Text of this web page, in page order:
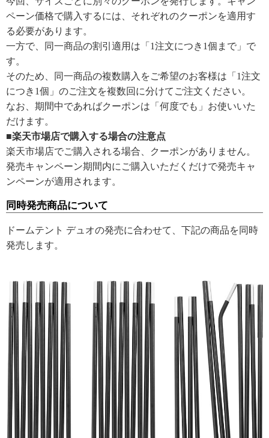
ペーン価格で購入するには、それぞれのクーポンを適用す
る必要があります。
一方で、同一商品の割引適用は「1注文につき1個まで」で
す。
そのため、同一商品の複数購入をご希望のお客様は「1注文
につき1個」のご注文を複数回に分けてご注文ください。
なお、期間中であればクーポンは「何度でも」お使いいた
だけます。
■楽天市場店で購入する場合の注意点
楽天市場店でご購入される場合、クーポンがありません。
発売キャンペーン期間内にご購入いただくだけで発売キャ
ンペーンが適用されます。
同時発売商品について
ドームテント デュオの発売に合わせて、下記の商品を同時
発売します。